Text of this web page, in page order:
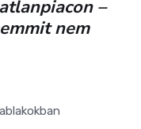
–
nem